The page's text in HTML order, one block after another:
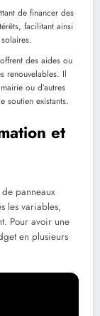
de financer des
facilitant ainsi
des aides ou
renouvelables. Il
ou d’autres
soutien existants.
et
panneaux
les variables,
Pour avoir une
en plusieurs